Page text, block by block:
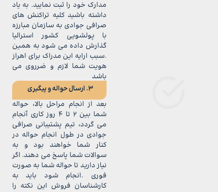
مدارک خود را ثبت نمایید. به یاد
داشته باشید کلیه تراکنش های
صرافی جوادی به سازمان مبارزه
با پولشویی کشور استرالیا
گذارش داده می شود به همین
.سبب ارایه این مدراک برای اهراز
هویت شما لازم و ضرروی می
بعد از انجام مراحل بالا، حواله
شما بین 2 تا 4 روز کاری آنجام
می گردد، تیم پشتیبانی صرافی
جوادی در طول انجام حواله در
کنار شما خواهند بود و به
سوالات شما پاسخ می دهند. اگر
نیاز دارید تا حواله شما به صورت
فوری .انجام شود باید به
کارشناسان فروش این نکته را